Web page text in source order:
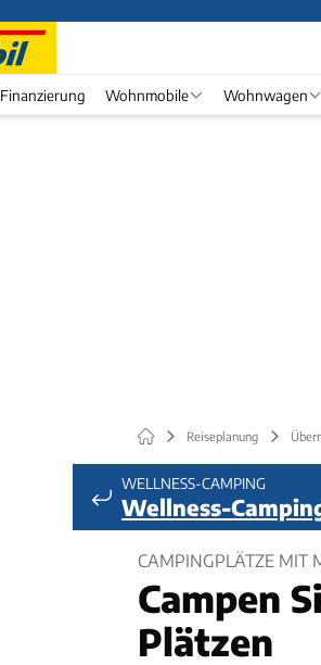
Finanzierung Wohnmobile Wohnwagen
Reiseplanung
WELLNESS-CAMPING
Wellness-
CAMPINGPLÄTZE MIT
Campen
Plätzen